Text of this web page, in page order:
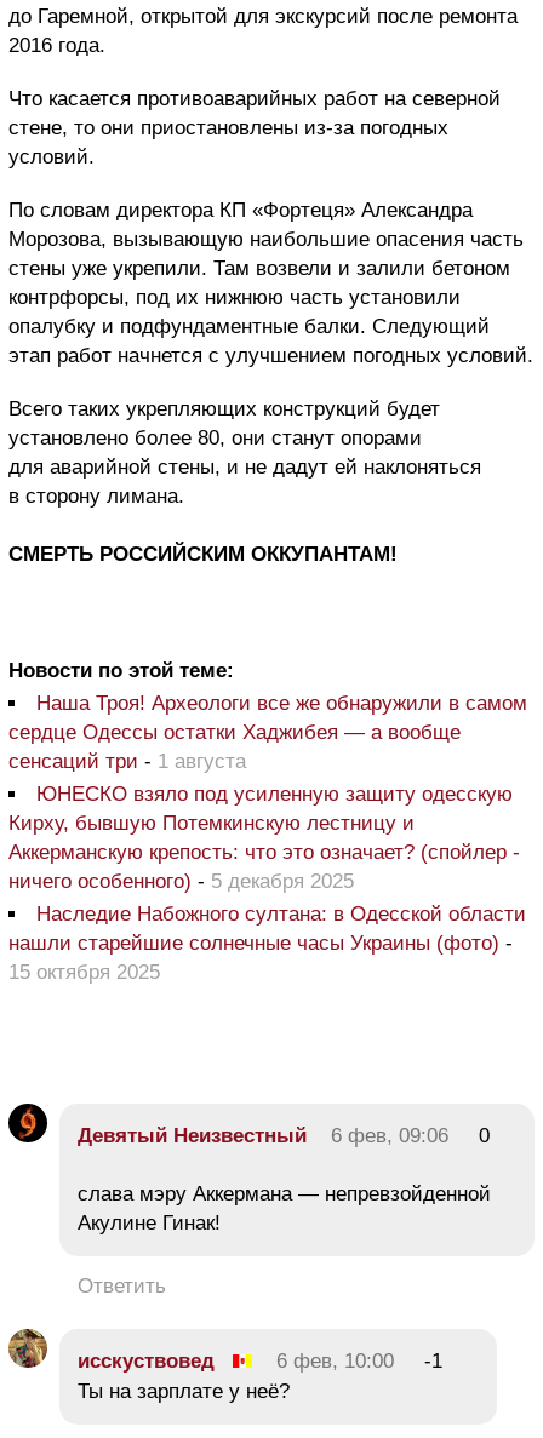
до Гаремной, открытой для экскурсий после ремонта
2016 года.
Что касается противоаварийных работ на северной
стене, то они приостановлены из-за погодных
условий.
По словам директора КП «Фортеця» Александра
Морозова, вызывающую наибольшие опасения часть
стены уже укрепили. Там возвели и залили бетоном
контрфорсы, под их нижнюю часть установили
опалубку и подфундаментные балки. Следующий
этап работ начнется с улучшением погодных условий.
Всего таких укрепляющих конструкций будет
установлено более 80, они станут опорами
для аварийной стены, и не дадут ей наклоняться
в сторону лимана.
СМЕРТЬ РОССИЙСКИМ ОККУПАНТАМ!
Новости по этой теме:
Наша Троя! Археологи все же обнаружили в самом
сердце Одессы остатки Хаджибея — а вообще
сенсаций три - 1 августа
ЮНЕСКО взяло под усиленную защиту одесскую
Кирху, бывшую Потемкинскую лестницу и
Аккерманскую крепость: что это означает? (спойлер -
ничего особенного) - 5 декабря 2025
Наследие Набожного султана: в Одесской области
нашли старейшие солнечные часы Украины (фото) -
15 октября 2025
Девятый Неизвестный 6 фев, 09:06 0
слава мэру Аккермана — непревзойденной
Акулине Гинак!
Ответить
исскуствовед 6 фев, 10:00
-1
Ты на зарплате у неё?